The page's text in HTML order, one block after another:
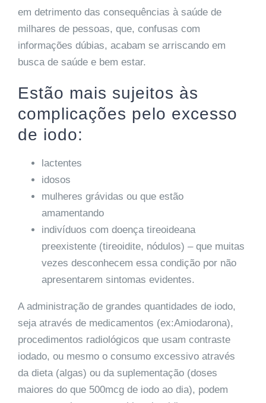
em detrimento das consequências à saúde de
milhares de pessoas, que, confusas com
informações dúbias, acabam se arriscando em
busca de saúde e bem estar.
Estão mais sujeitos às
complicações pelo excesso
de iodo:
lactentes
idosos
mulheres grávidas ou que estão
amamentando
indivíduos com doença tireoideana
preexistente (tireoidite, nódulos) – que muitas
vezes desconhecem essa condição por não
apresentarem sintomas evidentes.
A administração de grandes quantidades de iodo,
seja através de medicamentos (ex:Amiodarona),
procedimentos radiológicos que usam contraste
iodado, ou mesmo o consumo excessivo através
da dieta (algas) ou da suplementação (doses
maiores do que 500mcg de iodo ao dia), podem